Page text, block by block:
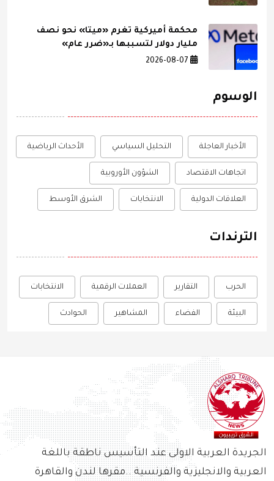
محكمة أميركية تغرم «ميتا» نحو نصف
مليار دولار لتسببها بـ«ضرر عام»
الوسوم
الأخبار العاجلة التحليل السياسي الأحداث الرياضية
اتجاهات الاقتصاد الشؤون الأوروبية
العلاقات الدولية الانتخابات الشرق الأوسط
الترندات
الحرب التقارير العملات الرقمية الانتخابات
البيئة الفضاء المشاهير الحوادث
الجريدة العربية الاولى عند التأسيس ناطقة باللغة
العربية والانجليزية والفرنسية ..مقرها لندن والقاهرة